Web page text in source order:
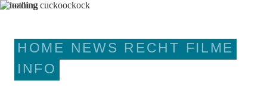
HOME NEWS RECHT FILME
INFO